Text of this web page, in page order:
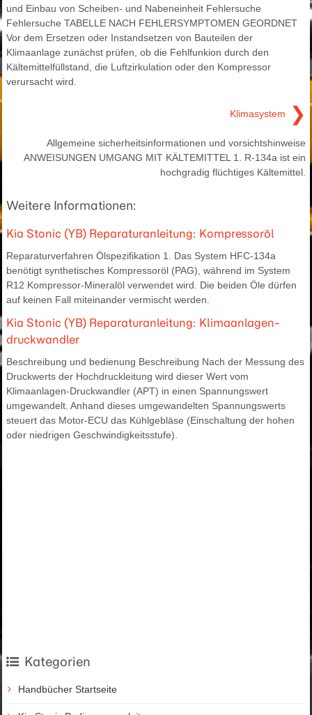
und Einbau von Scheiben- und Nabeneinheit Fehlersuche
Fehlersuche TABELLE NACH FEHLERSYMPTOMEN GEORDNET
Vor dem Ersetzen oder Instandsetzen von Bauteilen der
Klimaanlage zunächst prüfen, ob die Fehlfunkion durch den
Kältemittelfüllstand, die Luftzirkulation oder den Kompressor
verursacht wird.
Klimasystem ❯
Allgemeine sicherheitsinformationen und vorsichtshinweise
ANWEISUNGEN UMGANG MIT KÄLTEMITTEL 1. R-134a ist ein
hochgradig flüchtiges Kältemittel.
Weitere Informationen:
Kia Stonic (YB) Reparaturanleitung: Kompressoröl
Reparaturverfahren Ölspezifikation 1. Das System HFC-134a
benötigt synthetisches Kompressoröl (PAG), während im System
R12 Kompressor-Mineralöl verwendet wird. Die beiden Öle dürfen
auf keinen Fall miteinander vermischt werden.
Kia Stonic (YB) Reparaturanleitung: Klimaanlagen-
druckwandler
Beschreibung und bedienung Beschreibung Nach der Messung des
Druckwerts der Hochdruckleitung wird dieser Wert vom
Klimaanlagen-Druckwandler (APT) in einen Spannungswert
umgewandelt. Anhand dieses umgewandelten Spannungswerts
steuert das Motor-ECU das Kühlgebläse (Einschaltung der hohen
oder niedrigen Geschwindigkeitsstufe).
Kategorien
Handbücher Startseite